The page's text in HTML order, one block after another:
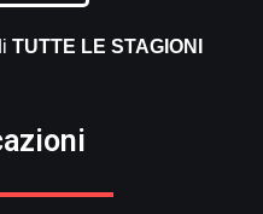
TUTTE LE STAGIONI